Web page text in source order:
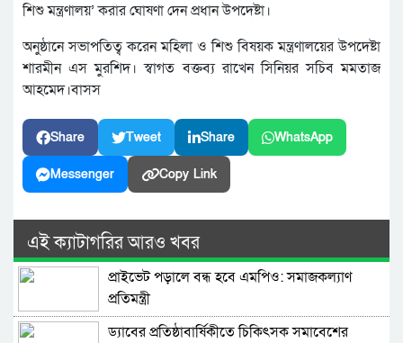
শিশু মন্ত্রণালয়’ করার ঘোষণা দেন প্রধান উপদেষ্টা।
অনুষ্ঠানে সভাপতিত্ব করেন মহিলা ও শিশু বিষয়ক মন্ত্রণালয়ের উপদেষ্টা
শারমীন এস মুরশিদ। স্বাগত বক্তব্য রাখেন সিনিয়র সচিব মমতাজ
আহমেদ।বাসস
Share Tweet Share WhatsApp
Messenger Copy Link
এই ক্যাটাগরির আরও খবর
প্রাইভেট পড়ালে বন্ধ হবে এমপিও: সমাজকল্যাণ
প্রতিমন্ত্রী
ড্যাবের প্রতিষ্ঠাবার্ষিকীতে চিকিৎসক সমাবেশের